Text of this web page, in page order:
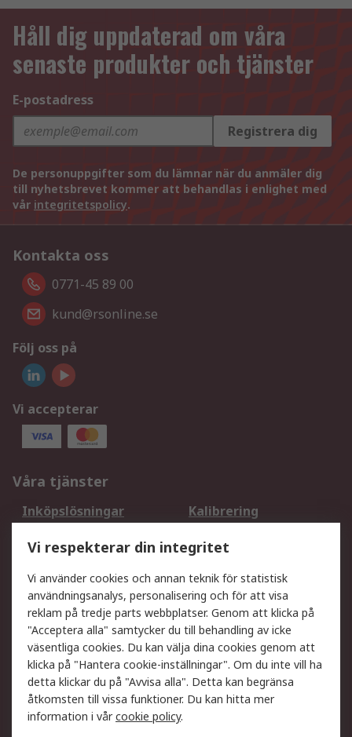
Håll dig uppdaterad om våra
senaste produkter och tjänster
E-postadress
Registrera dig
De personuppgifter som du lämnar när du anmäler dig
till nyhetsbrevet kommer att behandlas i enlighet med
vår integritetspolicy.
Kontakta oss
0771-45 89 00
kund@rsonline.se
Följ oss på
Vi accepterar
Våra tjänster
Inköpslösningar
Kalibrering
DesignSpark
Teknisk Support
Ditt lokala säljteam
Exportlösningar
Support
Få hjälp
Retur av varor
Leverans
Spåra din order
Begär en fakturakopi
Fördelar med RS-konto
Betalningsalternativ
Vi respekterar din integritet
Vi använder cookies och annan teknik för statistisk
användningsanalys, personalisering och för att visa
reklam på tredje parts webbplatser. Genom att klicka på
"Acceptera alla" samtycker du till behandling av icke
väsentliga cookies. Du kan välja dina cookies genom att
klicka på "Hantera cookie-inställningar". Om du inte vill ha
detta klickar du på "Avvisa alla". Detta kan begränsa
åtkomsten till vissa funktioner. Du kan hitta mer
information i vårcookie policy.